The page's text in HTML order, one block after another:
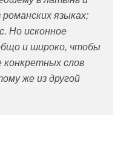
языках;
Но исконное
и широко, чтобы
конкретных слов
же из другой